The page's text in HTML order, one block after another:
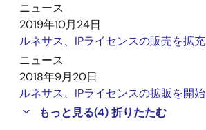
ニュース
2019年10月24日
ルネサス、IPライセンスの販売を拡充
ニュース
2018年9月20日
ルネサス、IPライセンスの拡販を開始
もっと見る(4)折りたたむ